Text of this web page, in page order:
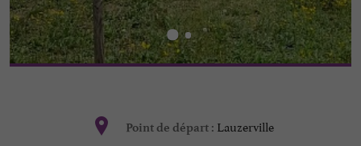
Point de départ : Lauzerville